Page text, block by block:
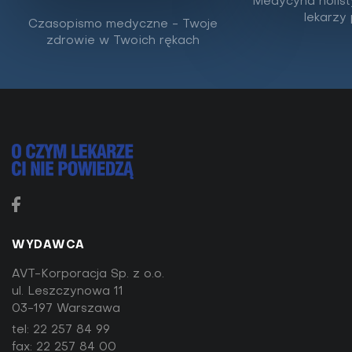
Niezbyt rzucająca się w oczy roślina łąkowa, zwana
Czasopismo medyczne - Twoje
zdrowie w Twoich rękach
lekarzy
WYDAWCA
AVT-Korporacja Sp. z o.o.
ul. Leszczynowa 11
03-197 Warszawa
tel: 22 257 84 99
fax: 22 257 84 00